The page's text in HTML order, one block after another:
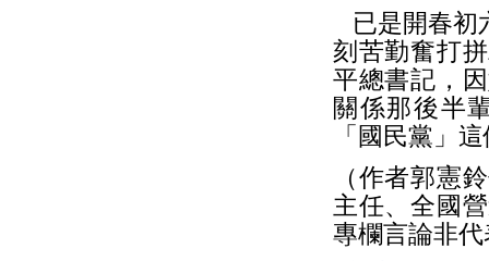
已是開春初
刻苦勤奮打
平總書記，
關係那後半
「國民黨」
（作者郭憲
主任、全國
專欄言論非